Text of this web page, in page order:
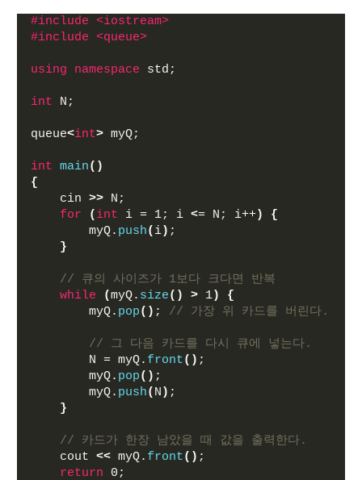
#include <iostream>
#include <queue>
using namespace std;
int N;
queue<int> myQ;
int main()
{
    cin
>> N;
for
( int i = 1; i <= N; i++)
{
        myQ.
push( i) ;
}
// 큐의 사이즈가 1보다 크다면 반복
while
(myQ. size() > 1)
{
        myQ.
pop() ; // 가장 위 카드를 버린다.
// 그 다음 카드를 다시 큐에 넣는다.
        N = myQ.
front() ;
        myQ.
pop() ;
        myQ.
push( N ) ;
}
// 카드가 한장 남았을 때 값을 출력한다.
    cout
<< myQ. front() ;
return 0;